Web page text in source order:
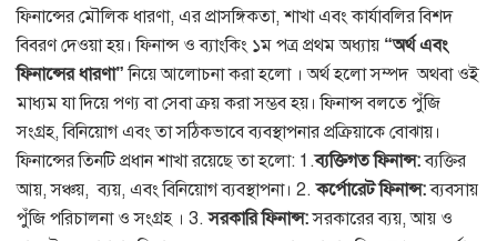
ফিনান্সের মৌলিক ধারণা, এর প্রাসঙ্গিকতা, শাখা এবং কার্যাবলির বিশদ
বিবরণ দেওয়া হয়। ফিনান্স ও ব্যাংকিং ১ম পত্র প্রথম অধ্যায় “অর্থ এবং
ফিনান্সের ধারণা”নিয়ে আলোচনা করা হলো । অর্থ হলো সম্পদ অথবা ওই
মাধ্যম যা দিয়ে পণ্য বা সেবা ক্রয় করা সম্ভব হয়। ফিনান্স বলতে পুঁজি
সংগ্রহ, বিনিয়োগ এবং তা সঠিকভাবে ব্যবস্থাপনার প্রক্রিয়াকে বোঝায়।
ফিনান্সের তিনটি প্রধান শাখা রয়েছে তা হলো: 1.ব্যক্তিগত ফিনান্স:ব্যক্তির
আয়, সঞ্চয়, ব্যয়, এবং বিনিয়োগ ব্যবস্থাপনা। 2.কর্পোরেট ফিনান্স:ব্যবসায়
পুঁজি পরিচালনা ও সংগ্রহ । 3.সরকারি ফিনান্স:সরকারের ব্যয়, আয় ও